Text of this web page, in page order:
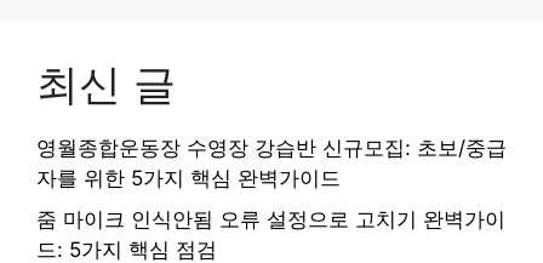
최신 글
영월종합운동장 수영장 강습반 신규모집: 초보/중급
자를 위한 5가지 핵심 완벽가이드
줌 마이크 인식안됨 오류 설정으로 고치기 완벽가이
드: 5가지 핵심 점검